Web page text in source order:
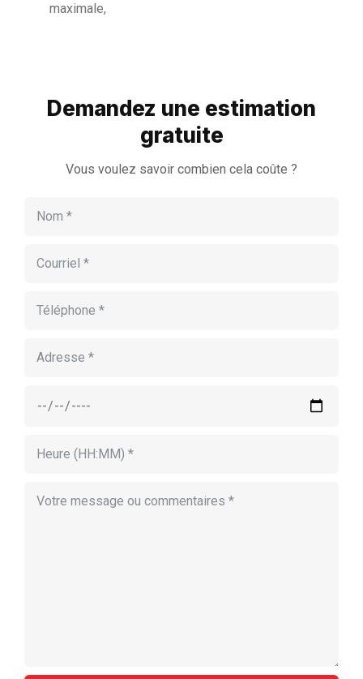
maximale,
Demandez une estimation
gratuite
Vous voulez savoir combien cela coûte ?